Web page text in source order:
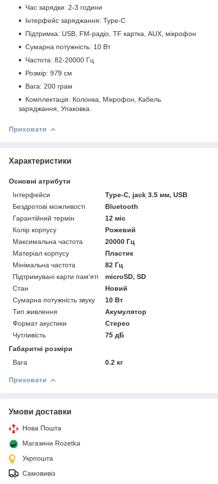
Час зарядки: 2-3 години
Інтерфейс заряджання: Type-C
Підтримка: USB, FM-радіо, TF картка, AUX, мікрофон
Сумарна потужність: 10 Вт
Частота: 82-20000 Гц
Розмір: 979 см
Вага: 200 грам
Комплектація: Колонка, Мікрофон, Кабель
заряджання, Упаковка.
Приховати
Характеристики
Основні атрибути
Інтерфейси
Type-C, jack 3.5 мм, USB
Бездротові можливості
Bluetooth
Гарантійний термін
12 міс
Колір корпусу
Рожевий
Максимальна частота
20000 Гц
Матеріал корпусу
Пластик
Мінімальна частота
82 Гц
Підтримувані карти пам'яті
microSD, SD
Стан
Новий
Сумарна потужність звуку
10 Вт
Тип живлення
Акумулятор
Формат акустики
Стерео
Чутливість
75 дБ
Габаритні розміри
Вага
0.2 кг
Приховати
Умови доставки
Нова Пошта
Магазини Rozetka
Укрпошта
Самовивіз